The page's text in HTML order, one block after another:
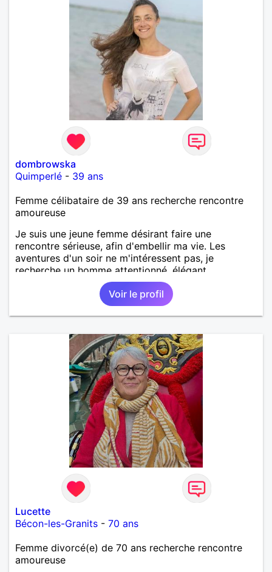
dombrowska
Quimperlé - 39 ans
Femme célibataire de 39 ans recherche rencontre
amoureuse
Je suis une jeune femme désirant faire une
rencontre sérieuse, afin d'embellir ma vie. Les
aventures d'un soir ne m'intéressent pas, je
recherche un homme attentionné, élégant,
romantique, sensible.
Voir le profil
Lucette
Bécon-les-Granits - 70 ans
Femme divorcé(e) de 70 ans recherche rencontre
amoureuse